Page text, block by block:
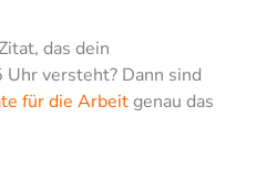
das dein
versteht? Dann sind
für die Arbeitgenau das